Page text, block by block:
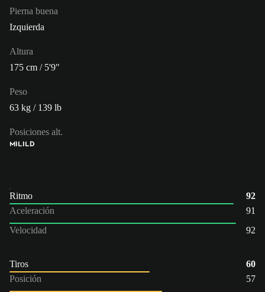
Pierna buena
Izquierda
Altura
175 cm / 5'9"
Peso
63 kg / 139 lb
Posiciones alt.
MILILD
Ritmo
92
Aceleración
91
Velocidad
92
Tiros
60
Posición
57